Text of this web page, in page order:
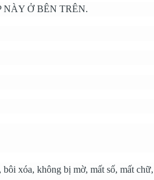
Ở BÊN TRÊN.
xóa, không bị mờ, mất số, mất